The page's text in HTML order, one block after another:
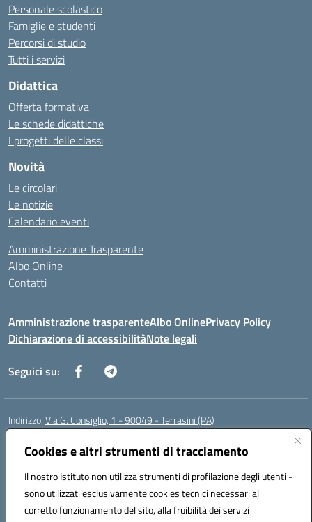
Cookies e altri strumenti di tracciamento
Il nostro Istituto non utilizza strumenti di profilazione degli utenti -
sono utilizzati esclusivamente cookies tecnici necessari al
corretto funzionamento del sito, alla fruibilità dei servizi
Personale scolastico
Famiglie e studenti
Percorsi di studio
Tutti i servizi
Didattica
Offerta formativa
Le schede didattiche
I progetti delle classi
Novità
Le circolari
Le notizie
Calendario eventi
Amministrazione Trasparente
Albo Online
Contatti
Amministrazione trasparenteAlbo OnlinePrivacy Policy
Dichiarazione di accessibilitàNote legali
Seguici su:
Indirizzo:Via G. Consiglio, 1 - 90049 - Terrasini (PA)
Centralino:
Posta elettronica certificata (PEC):paic88700d@pec.istruzione.it
Codice fiscale: 80025710825
Codice meccanografico:PAIC88700D
Codice Indice delle Pubbliche Amministrazioni (IPA): istsc_paic88700d
Codice unico di fatturazione (CUF): UF7LHF